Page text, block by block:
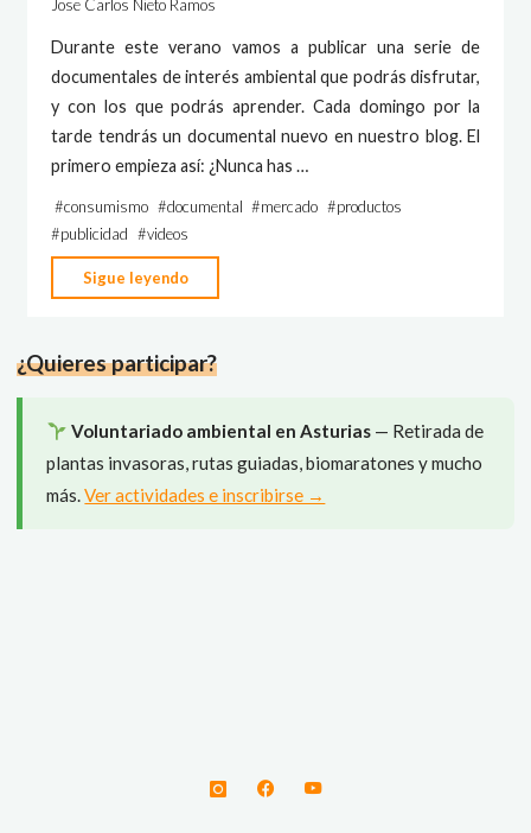
Jose Carlos Nieto Ramos
Durante este verano vamos a publicar una serie de
documentales de interés ambiental que podrás disfrutar,
y con los que podrás aprender. Cada domingo por la
tarde tendrás un documental nuevo en nuestro blog. El
primero empieza así: ¿Nunca has …
#consumismo #documental #mercado #productos
#publicidad #videos
Sigue leyendo
–
superficie"
¿Quieres participar?
Voluntariado ambiental en Asturias— Retirada de
plantas invasoras, rutas guiadas, biomaratones y mucho
más.Ver actividades e inscribirse →